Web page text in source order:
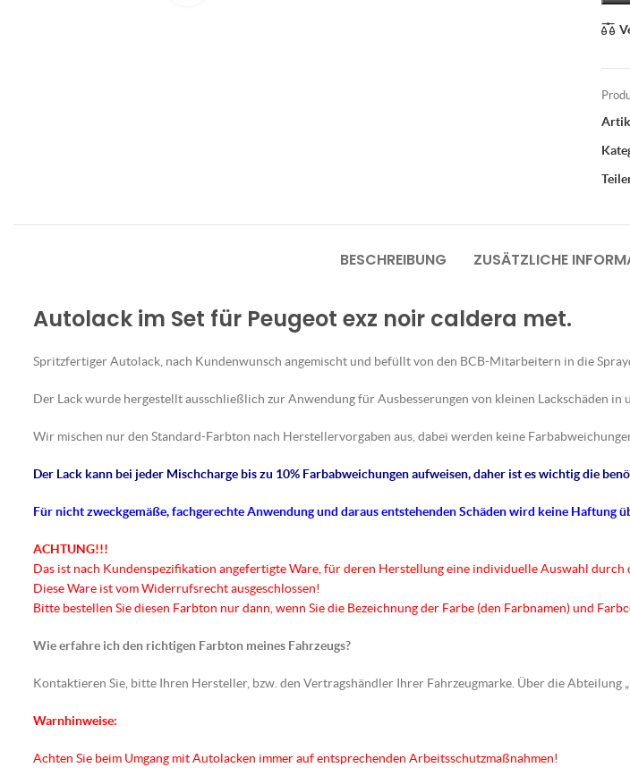
BESCHREIBUNG ZUSÄTZLICHE
Autolack im Set für Peugeot exz noir caldera met.
Spritzfertiger Autolack, nach Kundenwunsch angemischt und befüllt von den BCB-Mitarbeitern in die
Der Lack wurde hergestellt ausschließlich zur Anwendung für Ausbesserungen von kleinen Lackschäden in
Wir mischen nur den Standard-Farbton nach Herstellervorgaben aus, dabei werden keine
Der Lack kann bei jeder Mischcharge bis zu 10% Farbabweichungen aufweisen, daher ist es wichtig die
Für nichtzweckgemäße, fachgerechte Anwendung und daraus entstehenden Schäden wird keine Haftung
ACHTUNG!!!
Das ist nach Kundenspezifikation angefertigte Ware, für deren Herstellung eine individuelle Auswahl durch
Diese Ware ist vom Widerrufsrecht ausgeschlossen!
Bitte bestellen Sie diesen Farbton nur dann, wenn Sie die Bezeichnung der Farbe (den Farbnamen) und
Wie erfahre ich den richtigen Farbton meines Fahrzeugs?
Kontaktieren Sie, bitte Ihren Hersteller, bzw. den Vertragshändler Ihrer Fahrzeugmarke. Über die
Warnhinweise:
Achten Sie beim Umgang mit Autolacken immer auf entsprechenden Arbeitsschutzmaßnahmen!